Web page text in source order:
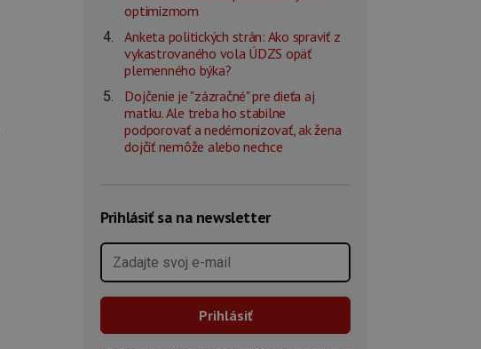
optimizmom
Anketa politických strán: Ako spraviť z
vykastrovaného vola ÚDZS opäť
plemenného býka?
Dojčenie je "zázračné" pre dieťa aj
matku. Ale treba ho stabilne
podporovať a nedémonizovať, ak žena
dojčiť nemôže alebo nechce
Prihlásiť sa na newsletter